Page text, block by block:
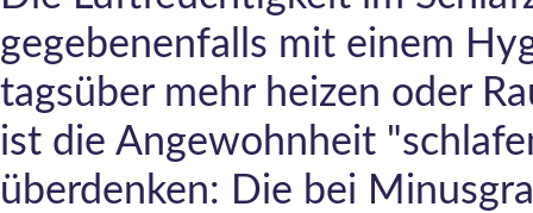
gegebenenfalls mit einem
tagsüber mehr heizen oder
ist die Angewohnheit
überdenken: Die bei